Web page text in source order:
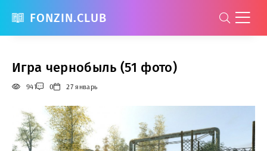
FONZIN.CLUB
Игра чернобыль (51 фото)
941 0 27 январь